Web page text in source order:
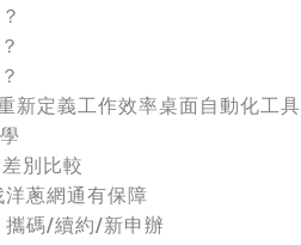
新定義工作效率桌面自動化工具
別比較
蔥網通有保障
攜碼/續約/新申辦